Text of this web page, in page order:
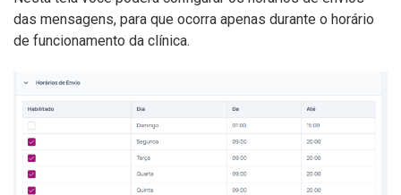
das mensagens, para que ocorra apenas durante o horário
de funcionamento da clínica.